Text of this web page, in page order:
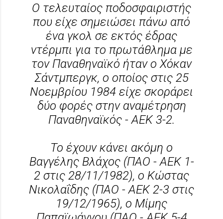
Ο τελευταίος ποδοσφαιριστής
που είχε σημειώσει πάνω από
ένα γκολ σε εκτός έδρας
ντέρμπι για το πρωτάθλημα με
τον Παναθηναϊκό ήταν ο Χόκαν
Σάντμπεργκ, ο οποίος στις 25
Νοεμβρίου 1984 είχε σκοράρει
δύο φορές στην αναμέτρηση
Παναθηναϊκός - ΑΕΚ 3-2.
Το έχουν κάνει ακόμη ο
Βαγγέλης Βλάχος (ΠΑΟ - ΑΕΚ 1-
2 στις 28/11/1982), ο Κώστας
Νικολαΐδης (ΠΑΟ - ΑΕΚ 2-3 στις
19/12/1965), ο Μίμης